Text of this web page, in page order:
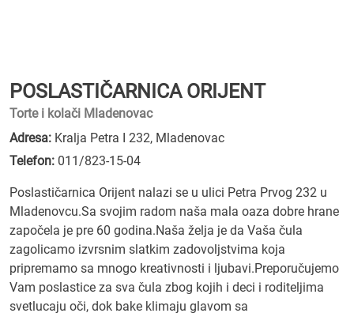
POSLASTIČARNICA ORIJENT
Torte i kolači Mladenovac
Adresa: Kralja Petra I 232, Mladenovac
Telefon: 011/823-15-04
Poslastičarnica Orijent nalazi se u ulici Petra Prvog 232 u
Mladenovcu.Sa svojim radom naša mala oaza dobre hrane
započela je pre 60 godina.Naša želja je da Vaša čula
zagolicamo izvrsnim slatkim zadovoljstvima koja
pripremamo sa mnogo kreativnosti i ljubavi.Preporučujemo
Vam poslastice za sva čula zbog kojih i deci i roditeljima
svetlucaju oči, dok bake klimaju glavom sa